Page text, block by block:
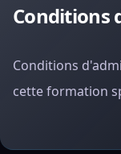
Conditions
Conditions
cette formation